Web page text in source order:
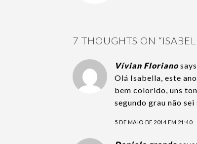
7 THOUGHTS ON “
Vívian Floriano
Olá Isabella, este
bem colorido, uns
segundo grau não
5 DE MAIO DE 2014 EM 21:40